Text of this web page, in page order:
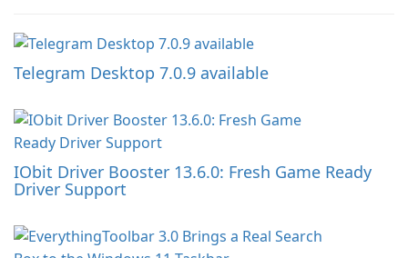
Telegram Desktop 7.0.9 available
IObit Driver Booster 13.6.0: Fresh Game Ready
Driver Support